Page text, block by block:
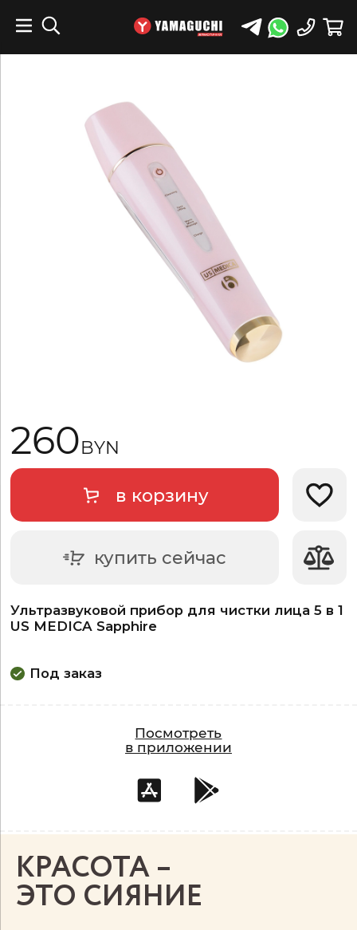
Ультразвуковой прибор для чистки лица 5 в 1
US MEDICA Sapphire
Под заказ
260BYN
в корзину
купить сейчас
Посмотреть
в приложении
КРАСОТА –
ЭТО СИЯНИЕ